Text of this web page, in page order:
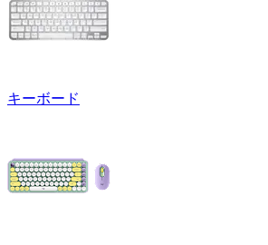
キーボード